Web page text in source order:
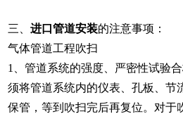
三、进口管道安装的注意事项：
气体管道工程吹扫
1、管道系统的强度、严密性试验
须将管道系统内的仪表、孔板、节
保管，等到吹扫完后再复位。对于